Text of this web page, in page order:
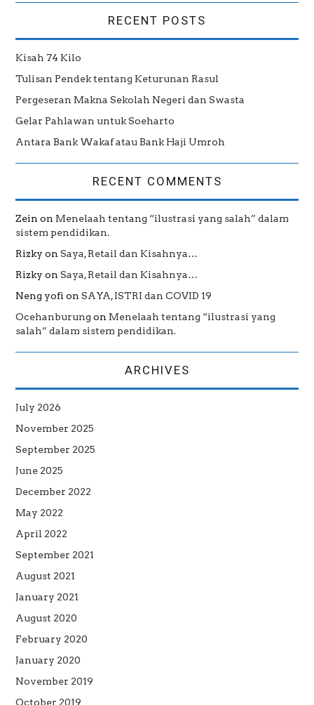
RECENT POSTS
Kisah 74 Kilo
Tulisan Pendek tentang Keturunan Rasul
Pergeseran Makna Sekolah Negeri dan Swasta
Gelar Pahlawan untuk Soeharto
Antara Bank Wakaf atau Bank Haji Umroh
RECENT COMMENTS
Zein on Menelaah tentang “ilustrasi yang salah” dalam
sistem pendidikan.
Rizky onSaya, Retail dan Kisahnya…
Rizky onSaya, Retail dan Kisahnya…
Neng yofi onSAYA, ISTRI dan COVID 19
Ocehanburung on Menelaah tentang “ilustrasi yang
salah” dalam sistem pendidikan.
ARCHIVES
July 2026
November 2025
September 2025
June 2025
December 2022
May 2022
April 2022
September 2021
August 2021
January 2021
August 2020
February 2020
January 2020
November 2019
October 2019